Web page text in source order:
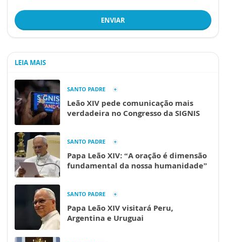
ENVIAR
LEIA MAIS
SANTO PADRE
Leão XIV pede comunicação mais
verdadeira no Congresso da SIGNIS
SANTO PADRE
Papa Leão XIV: “A oração é dimensão
fundamental da nossa humanidade”
SANTO PADRE
Papa Leão XIV visitará Peru,
Argentina e Uruguai